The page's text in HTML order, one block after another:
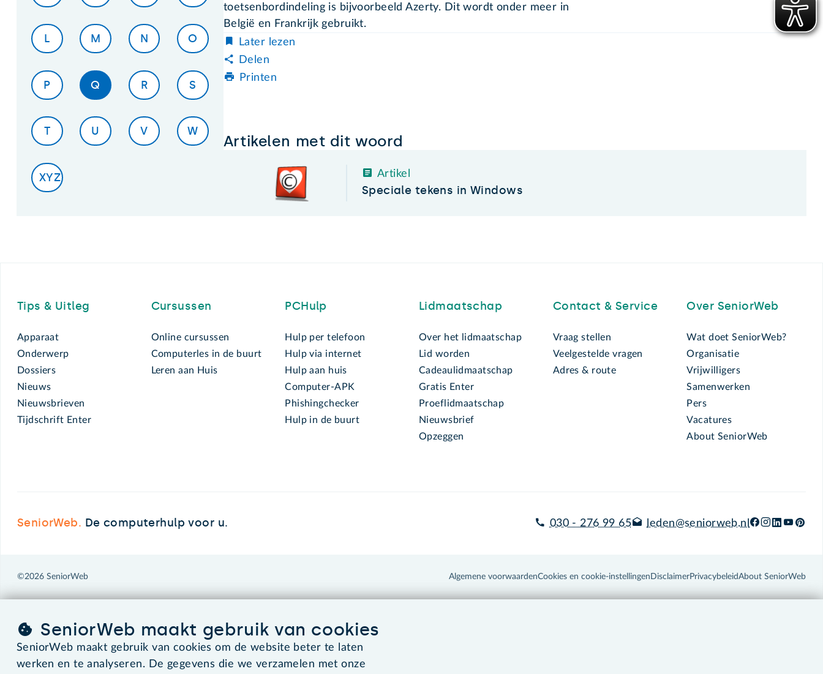
L M N O
P Q R S
T U V W
XYZ
toetsenbordindeling is bijvoorbeeld Azerty. Dit wordt onder meer in
België en Frankrijk gebruikt.
Later lezen
Delen
Printen
Artikelen met dit woord
Artikel
Speciale tekens in Windows
Tips & Uitleg
Apparaat
Onderwerp
Dossiers
Nieuws
Nieuwsbrieven
Tijdschrift Enter
Cursussen
Online cursussen
Computerles in de buurt
Leren aan Huis
PCHulp
Hulp per telefoon
Hulp via internet
Hulp aan huis
Computer-APK
Phishingchecker
Hulp in de buurt
Lidmaatschap
Over het lidmaatschap
Lid worden
Cadeaulidmaatschap
Gratis Enter
Proeflidmaatschap
Nieuwsbrief
Opzeggen
Contact & Service
Vraag stellen
Veelgestelde vragen
Adres & route
Over SeniorWeb
Wat doet SeniorWeb?
Organisatie
Vrijwilligers
Samenwerken
Pers
Vacatures
About SeniorWeb
SeniorWeb. De computerhulp voor u. 030 - 276 99 65 leden@seniorweb.nl
©2026 SeniorWeb Algemene voorwaardenCookies en cookie-instellingen DisclaimerPrivacybeleidAbout SeniorWeb
SeniorWeb maakt gebruik van cookies
SeniorWeb maakt gebruik van cookies om de website beter te laten
werken en te analyseren. De gegevens die we verzamelen met onze